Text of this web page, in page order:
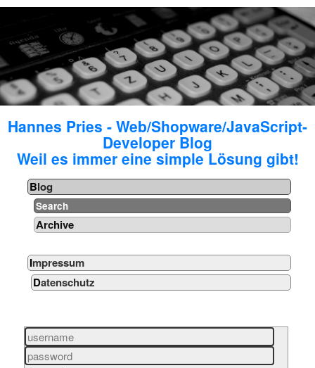
Hannes Pries - Web/Shopware/JavaScript-
Developer Blog
Weil es immer eine simple Lösung gibt!
Blog
Search
Archive
Impressum
Datenschutz